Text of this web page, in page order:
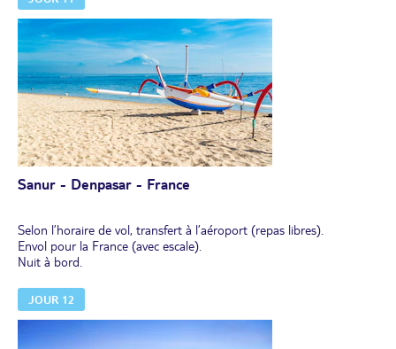
Sanur - Denpasar - France
Selon l’horaire de vol, transfert à l’aéroport (repas libres).
Envol pour la France (avec escale).
Nuit à bord.
JOUR 12